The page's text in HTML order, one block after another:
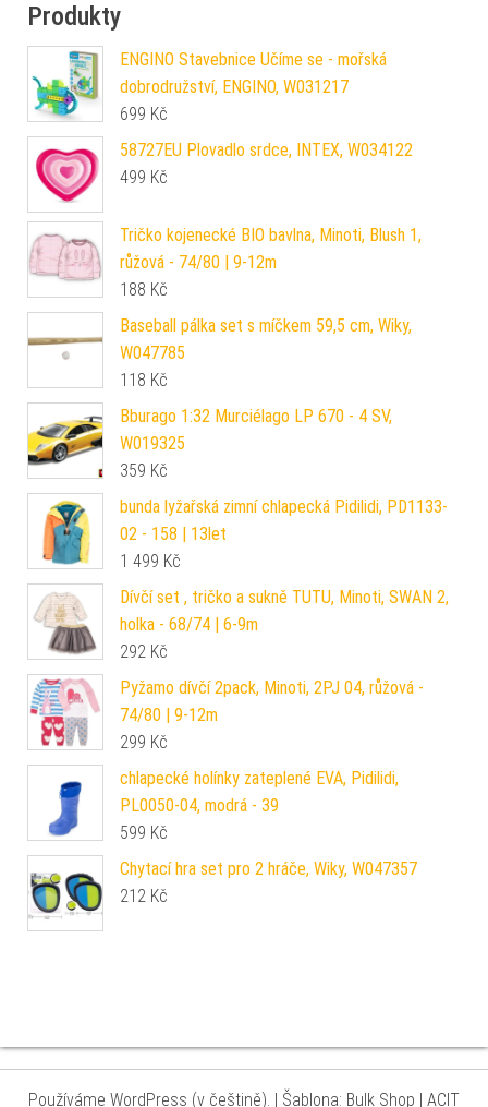
Produkty
ENGINO Stavebnice Učíme se - mořská
dobrodružství, ENGINO, W031217
699 Kč
58727EU Plovadlo srdce, INTEX, W034122
499 Kč
Tričko kojenecké BIO bavlna, Minoti, Blush 1,
růžová - 74/80 | 9-12m
188 Kč
Baseball pálka set s míčkem 59,5 cm, Wiky,
W047785
118 Kč
Bburago 1:32 Murciélago LP 670 - 4 SV,
W019325
359 Kč
bunda lyžařská zimní chlapecká Pidilidi, PD1133-
02 - 158 | 13let
1 499 Kč
Dívčí set , tričko a sukně TUTU, Minoti, SWAN 2,
holka - 68/74 | 6-9m
292 Kč
Pyžamo dívčí 2pack, Minoti, 2PJ 04, růžová -
74/80 | 9-12m
299 Kč
chlapecké holínky zateplené EVA, Pidilidi,
PL0050-04, modrá - 39
599 Kč
Chytací hra set pro 2 hráče, Wiky, W047357
212 Kč
Používáme WordPress (v češtině). Šablona: Bulk Shop | ACIT